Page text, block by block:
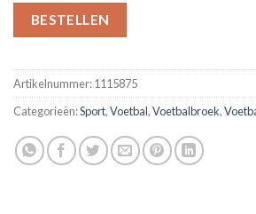
BESTELLEN
Artikelnummer:1115875
Categorieën:Sport,Voetbal,Voetbalbroek,